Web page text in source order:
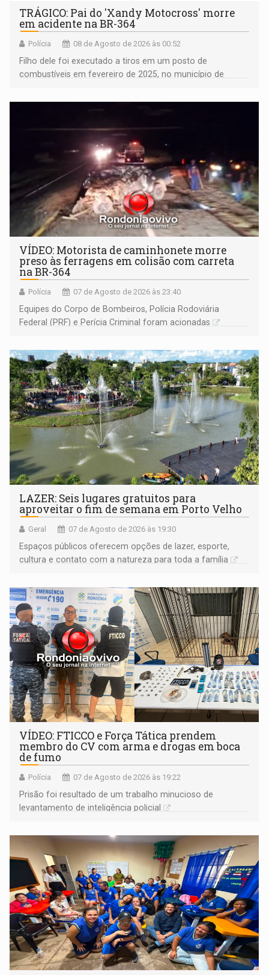
TRÁGICO: Pai do 'Xandy Motocross' morre
em acidente na BR-364
Polícia 08 de Agosto de 2026 às 00:52
Filho dele foi executado a tiros em um posto de
combustíveis em fevereiro de 2025, no município de
VÍDEO: Motorista de caminhonete morre
preso às ferragens em colisão com carreta
na BR-364
Polícia 07 de Agosto de 2026 às 23:40
Equipes do Corpo de Bombeiros, Polícia Rodoviária
Federal (PRF) e Perícia Criminal foram acionadas
LAZER: Seis lugares gratuitos para
aproveitar o fim de semana em Porto Velho
Geral 07 de Agosto de 2026 às 19:30
Espaços públicos oferecem opções de lazer, esporte,
cultura e contato com a natureza para toda a família
VÍDEO: FTICCO e Força Tática prendem
membro do CV com arma e drogas em boca
de fumo
Polícia 07 de Agosto de 2026 às 19:22
Prisão foi resultado de um trabalho minucioso de
levantamento de inteligência policial